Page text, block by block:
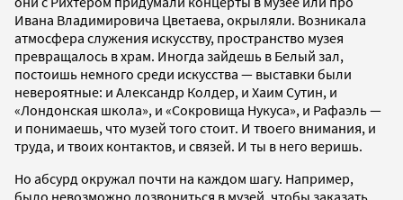
Ивана Владимировича Цветаева, окрыляли. Возникала
атмосфера служения искусству, пространство музея
превращалось в храм. Иногда зайдешь в Белый зал,
постоишь немного среди искусства — выставки были
невероятные: и Александр Колдер, и Хаим Сутин, и
«Лондонская школа», и «Сокровища Нукуса», и Рафаэль —
и понимаешь, что музей того стоит. И твоего внимания, и
труда, и твоих контактов, и связей. И ты в него веришь.
Но абсурд окружал почти на каждом шагу. Например,
было невозможно дозвониться в музей, чтобы заказать